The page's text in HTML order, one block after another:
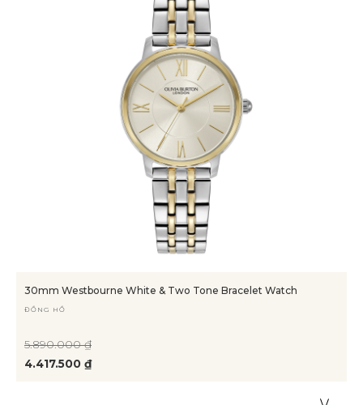
30mm Westbourne White & Two Tone Bracelet Watch
ĐỒNG HỒ
4.417.500 ₫
5.890.000 ₫